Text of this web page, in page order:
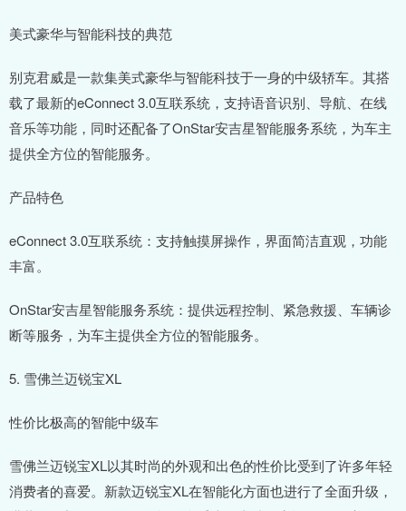
美式豪华与智能科技的典范
别克君威是一款集美式豪华与智能科技于一身的中级轿车。其搭
载了最新的eConnect 3.0互联系统，支持语音识别、导航、在线
音乐等功能，同时还配备了OnStar安吉星智能服务系统，为车主
提供全方位的智能服务。
产品特色
eConnect 3.0互联系统：支持触摸屏操作，界面简洁直观，功能
丰富。
OnStar安吉星智能服务系统：提供远程控制、紧急救援、车辆诊
断等服务，为车主提供全方位的智能服务。
5. 雪佛兰迈锐宝XL
性价比极高的智能中级车
雪佛兰迈锐宝XL以其时尚的外观和出色的性价比受到了许多年轻
消费者的喜爱。新款迈锐宝XL在智能化方面也进行了全面升级，